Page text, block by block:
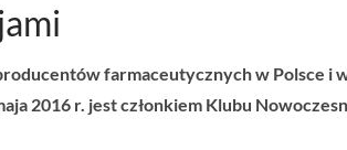
farmaceutycznych w Polsce i
2016 r. jest członkiem Klubu